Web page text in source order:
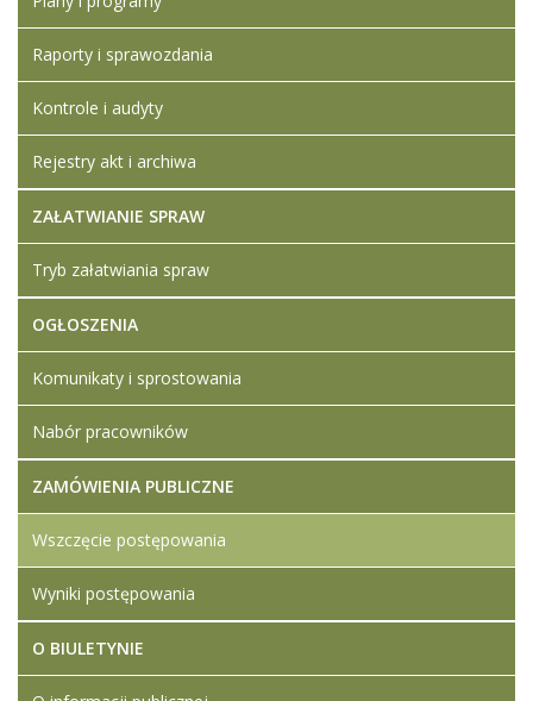
Raporty i sprawozdania
Kontrole i audyty
Rejestry akt i archiwa
ZAŁATWIANIE SPRAW
Tryb załatwiania spraw
OGŁOSZENIA
Komunikaty i sprostowania
Nabór pracowników
ZAMÓWIENIA PUBLICZNE
Wszczęcie postępowania
Wyniki postępowania
O BIULETYNIE